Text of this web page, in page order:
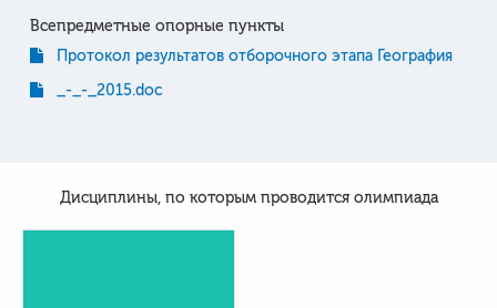
Вопросы и ответы
Всепредметные опорные пункты
Протокол результатов отборочного этапа География
_-_-_2015.doc
Дисциплины, по которым проводится олимпиада